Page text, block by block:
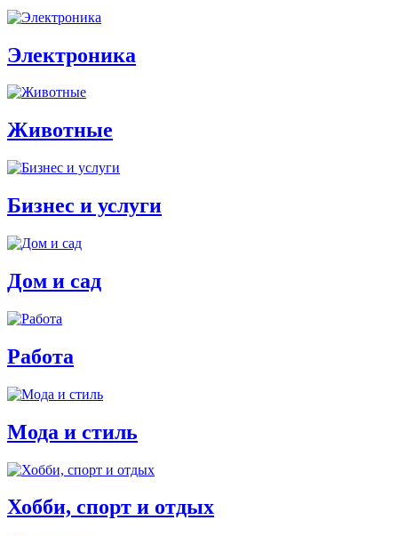
Электроника
Животные
Бизнес и услуги
Дом и сад
Работа
Мода и стиль
Хобби, спорт и отдых